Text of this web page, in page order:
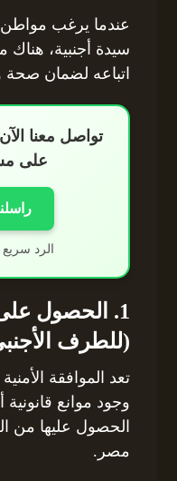
عندما يرغب
سيدة أجنبية،
اتباعه لضمان صحة
تواصل معنا
على
الرد
1. الحصول على
(للطرف
تعد الموافقة
وجود موانع قانونية
الحصول عليها من
مصر.